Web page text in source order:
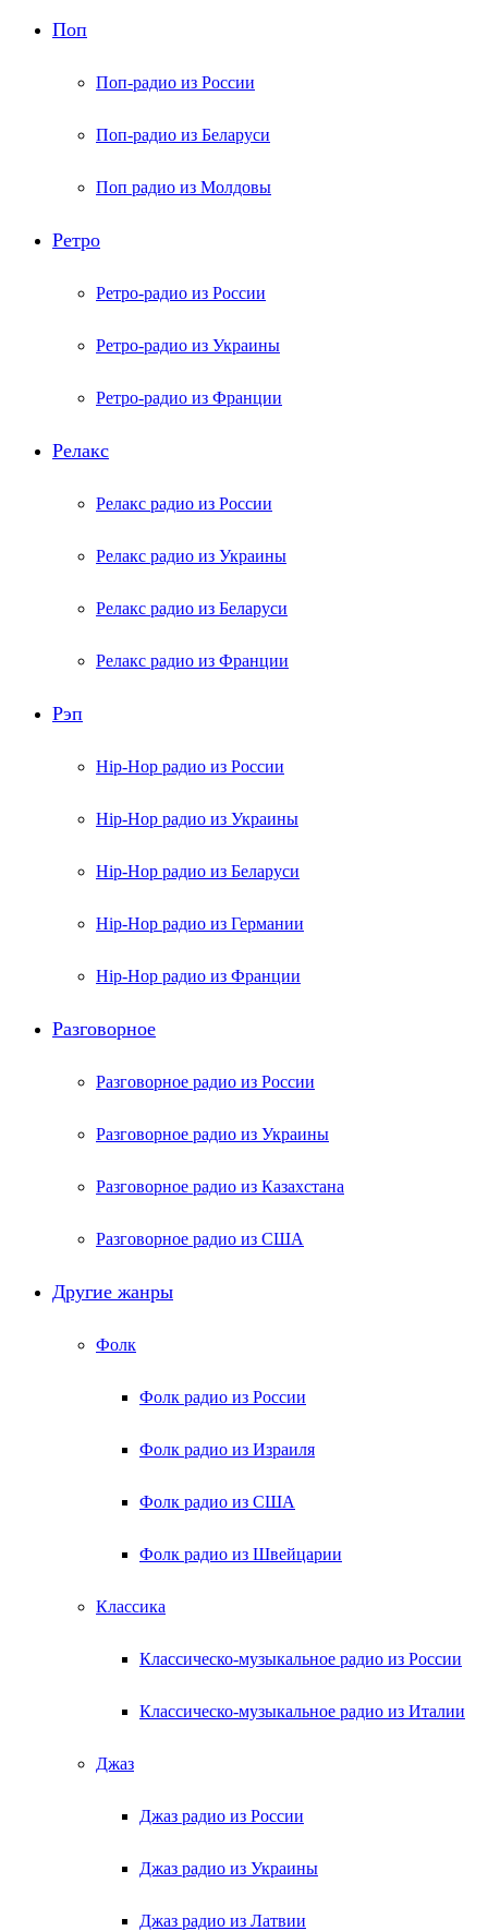
Поп
Поп-радио из России
Поп-радио из Беларуси
Поп радио из Молдовы
Ретро
Ретро-радио из России
Ретро-радио из Украины
Ретро-радио из Франции
Релакс
Релакс радио из России
Релакс радио из Украины
Релакс радио из Беларуси
Релакс радио из Франции
Рэп
Hip-Hop радио из России
Hip-Hop радио из Украины
Hip-Hop радио из Беларуси
Hip-Hop радио из Германии
Hip-Hop радио из Франции
Разговорное
Разговорное радио из России
Разговорное радио из Украины
Разговорное радио из Казахстана
Разговорное радио из США
Другие жанры
Фолк
Фолк радио из России
Фолк радио из Израиля
Фолк радио из США
Фолк радио из Швейцарии
Классика
Классическо-музыкальное радио из России
Классическо-музыкальное радио из Италии
Джаз
Джаз радио из России
Джаз радио из Украины
Джаз радио из Латвии